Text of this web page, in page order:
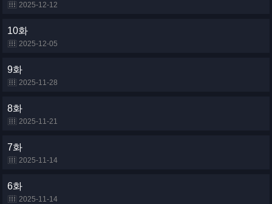
2025-12-12
10화
2025-12-05
9화
2025-11-28
8화
2025-11-21
7화
2025-11-14
6화
2025-11-14